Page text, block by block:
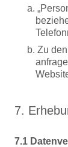
a.
b. Zu
7.
7.1